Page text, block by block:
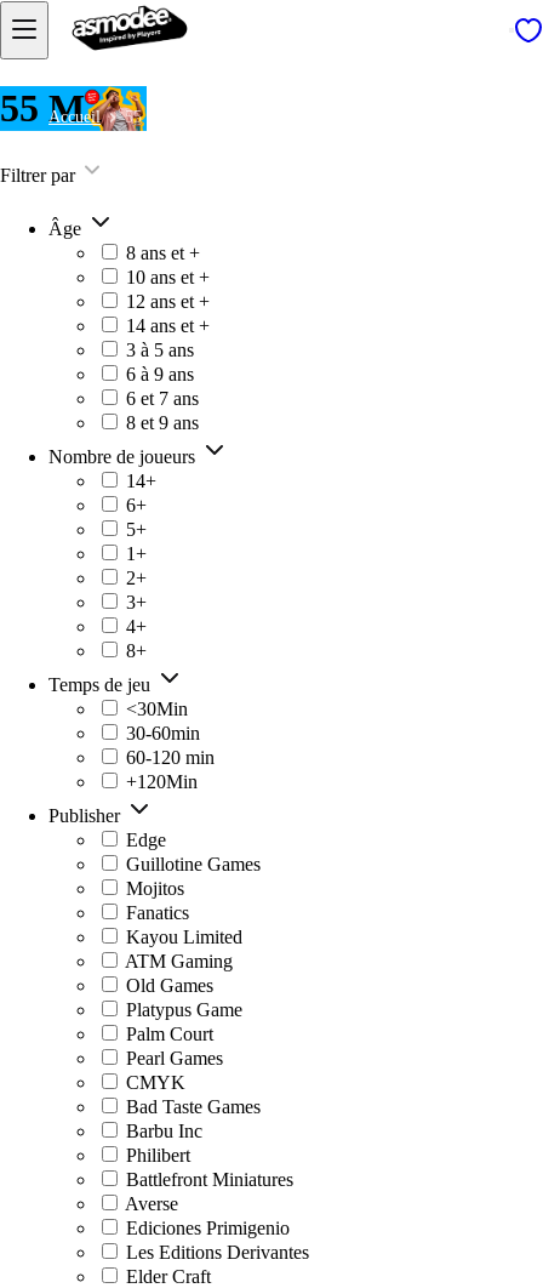
Accueil 55 M
55 M
Filtrer par
Âge
8 ans et +
10 ans et +
12 ans et +
14 ans et +
3 à 5 ans
6 à 9 ans
6 et 7 ans
8 et 9 ans
Nombre de joueurs
14+
6+
5+
1+
2+
3+
4+
8+
Temps de jeu
<30Min
30-60min
60-120 min
+120Min
Publisher
Edge
Guillotine Games
Mojitos
Fanatics
Kayou Limited
ATM Gaming
Old Games
Platypus Game
Palm Court
Pearl Games
CMYK
Bad Taste Games
Barbu Inc
Philibert
Battlefront Miniatures
Averse
Ediciones Primigenio
Les Editions Derivantes
Elder Craft